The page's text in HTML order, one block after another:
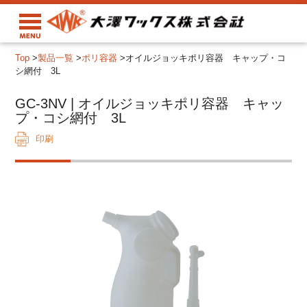
Top >製品一覧 >ポリ容器 >オイルジョッキポリ容器 キャップ・コ
シ網付 3L
GC-3NV | オイルジョッキポリ容器 キャッ
プ・コシ網付 3L
印刷